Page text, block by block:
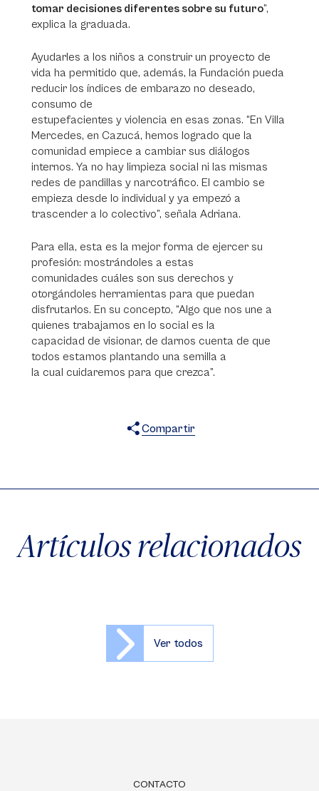
tomar decisiones diferentes sobre su futuro”,
explica la graduada.
Ayudarles a los niños a construir un proyecto de
vida ha permitido que, además, la Fundación pueda
reducir los índices de embarazo no deseado,
consumo de
estupefacientes y violencia en esas zonas. “En Villa
Mercedes, en Cazucá, hemos logrado que la
comunidad empiece a cambiar sus diálogos
internos. Ya no hay limpieza social ni las mismas
redes de pandillas y narcotráfico. El cambio se
empieza desde lo individual y ya empezó a
trascender a lo colectivo”, señala Adriana.
Para ella, esta es la mejor forma de ejercer su
profesión: mostrándoles a estas
comunidades cuáles son sus derechos y
otorgándoles herramientas para que puedan
disfrutarlos. En su concepto, “Algo que nos une a
quienes trabajamos en lo social es la
capacidad de visionar, de darnos cuenta de que
todos estamos plantando una semilla a
la cual cuidaremos para que crezca”.
Compartir
Artículos relacionados
Ver todos
CONTACTO